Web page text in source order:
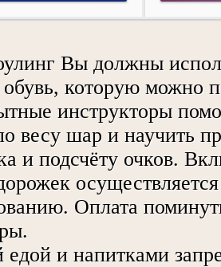
Вы должны
которую можно
инструкторы
весу шар и научить
и подсчёту очков.
Оплата
едой и напитками